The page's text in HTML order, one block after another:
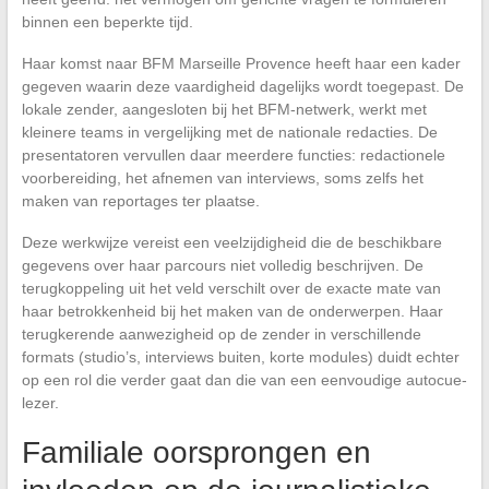
binnen een beperkte tijd.
Haar komst naar BFM Marseille Provence heeft haar een kader
gegeven waarin deze vaardigheid dagelijks wordt toegepast. De
lokale zender, aangesloten bij het BFM-netwerk, werkt met
kleinere teams in vergelijking met de nationale redacties. De
presentatoren vervullen daar meerdere functies: redactionele
voorbereiding, het afnemen van interviews, soms zelfs het
maken van reportages ter plaatse.
Deze werkwijze vereist een veelzijdigheid die de beschikbare
gegevens over haar parcours niet volledig beschrijven. De
terugkoppeling uit het veld verschilt over de exacte mate van
haar betrokkenheid bij het maken van de onderwerpen. Haar
terugkerende aanwezigheid op de zender in verschillende
formats (studio’s, interviews buiten, korte modules) duidt echter
op een rol die verder gaat dan die van een eenvoudige autocue-
lezer.
Familiale oorsprongen en